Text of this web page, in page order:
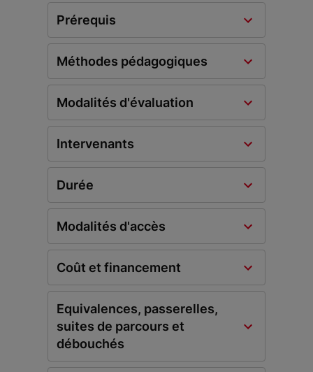
Prérequis
Méthodes pédagogiques
Modalités d'évaluation
Intervenants
Durée
Modalités d'accès
Coût et financement
Equivalences, passerelles,
suites de parcours et
débouchés